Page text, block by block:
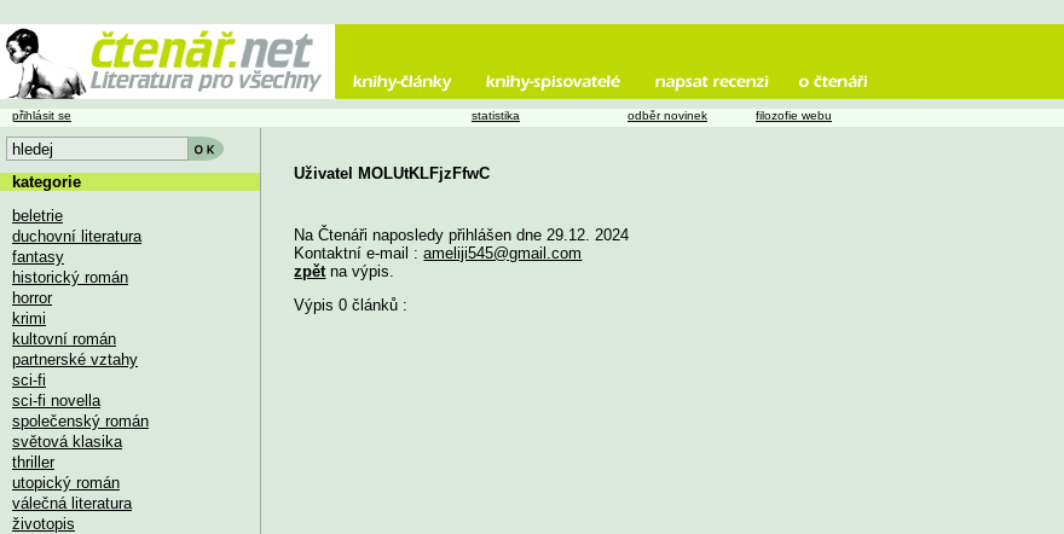
Uživatel MOLUtKLFjzFfwC
Na Čtenáři naposledy přihlášen dne 29.12. 2024
Kontaktní e-mail :ameliji545@gmail.com
zpět na výpis.
Výpis 0 článků :
přihlásit se statistika odběr novinek filozofie webu
kategorie
beletrie
duchovní literatura
fantasy
historický román
horror
krimi
kultovní román
partnerské vztahy
sci-fi
sci-fi novella
společenský román
světová klasika
thriller
utopický román
válečná literatura
životopis